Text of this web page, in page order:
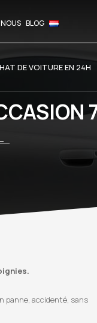
BLOG
DE VOITURE EN 24H
panne, accidenté, sans